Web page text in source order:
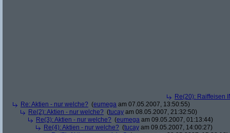
Re(20): Raiffeisen
Re: Aktien - nur welche? (eumega am 07.05.2007, 13:50:55)
Re(2): Aktien - nur welche? (tucay am 08.05.2007, 21:32:50)
Re(3): Aktien - nur welche? (eumega am 09.05.2007, 01:13:44)
Re(4): Aktien - nur welche? (tucay am 09.05.2007, 14:00:27)